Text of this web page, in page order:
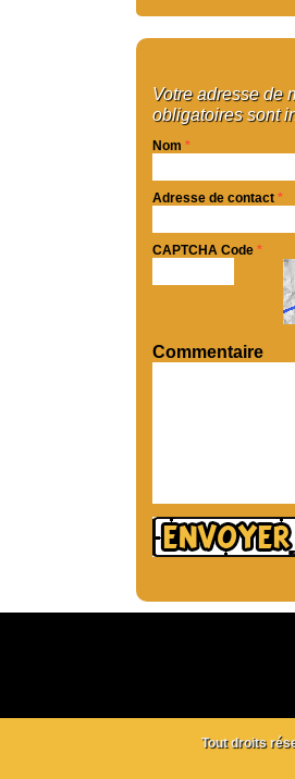
Votre adresse de
obligatoires sont
Nom *
Adresse de contact *
CAPTCHA Code *
Commentaire
Tout droits